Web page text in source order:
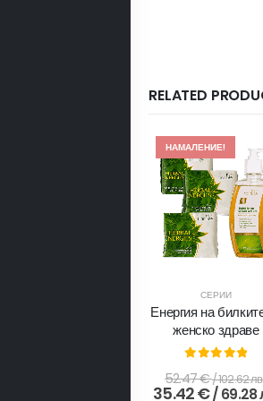
RELATED
НАМАЛЕНИЕ!
СЕРИИ
Енергия на
женско здраве
52.47€/ 102.62
35.42€/ 69.28